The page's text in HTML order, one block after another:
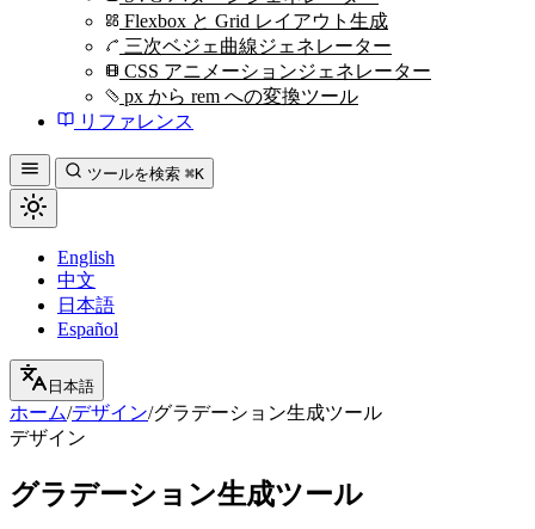
Flexbox と Grid レイアウト生成
三次ベジェ曲線ジェネレーター
CSS アニメーションジェネレーター
px から rem への変換ツール
リファレンス
ツールを検索 ⌘K
English
中文
日本語
Español
日本語
ホーム/デザイン/グラデーション生成ツール
デザイン
グラデーション生成ツール